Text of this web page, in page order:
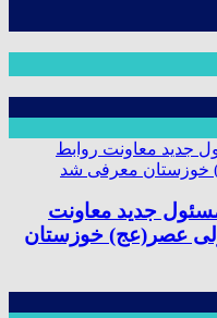
جدید معاونت
عصر(عج) خوزستان